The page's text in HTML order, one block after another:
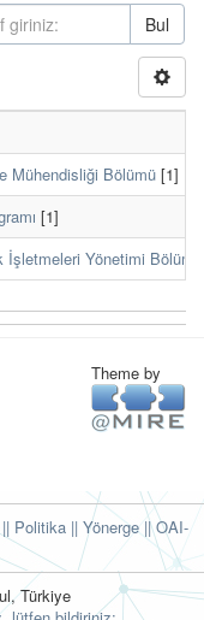
Bul
Mühendisliği Bölümü [1]
[1]
Yönetimi Bölümü
Theme by
Politika|| Yönerge ||OAI-
Türkiye